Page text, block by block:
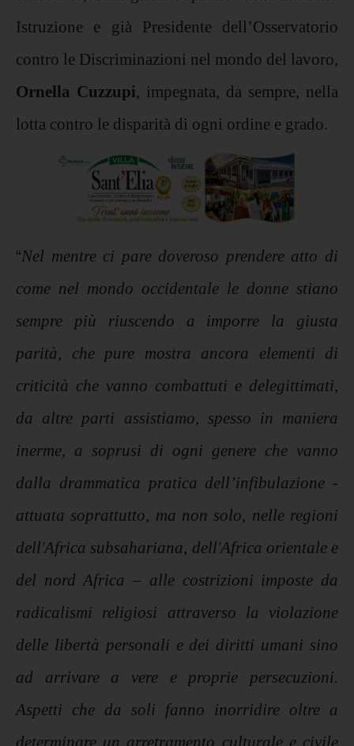
Istruzione e già Presidente dell’Osservatorio
contro le Discriminazioni nel mondo del lavoro,
Ornella Cuzzupi, impegnata, da sempre, nella
lotta contro le disparità di ogni ordine e grado.
“Nel mentre ci pare doveroso prendere atto di
come nel mondo occidentale le donne stiano
sempre più riuscendo a imporre la giusta
parità, che pure mostra ancora elementi di
criticità che vanno combattuti e delegittimati,
da altre parti assistiamo, spesso in maniera
inerme, a soprusi di ogni genere che vanno
dalla drammatica pratica dell’infibulazione -
attuata soprattutto, ma non solo, nelle regioni
dell'Africa subsahariana, dell'Africa orientalee
del nord Africa – alle costrizioni imposte da
radicalismi religiosi attraverso la violazione
delle libertà personali e dei diritti umani sino
ad arrivare a vere e proprie persecuzioni.
Aspetti che da soli fanno inorridire oltre a
determinare un arretramento culturale e civile